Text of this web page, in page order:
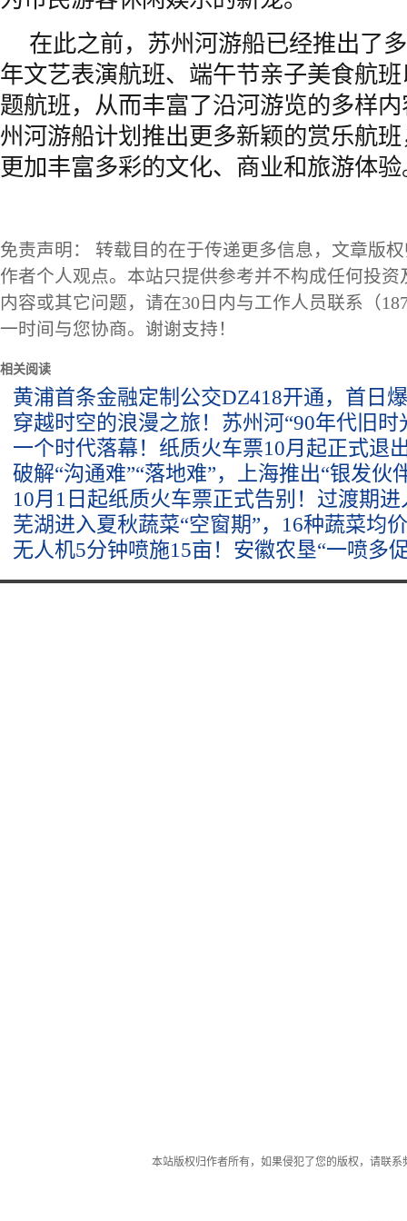
在此之前，苏州河游船已经推出了
年文艺表演航班、端午节亲子美食航
题航班，从而丰富了沿河游览的多样
州河游船计划推出更多新颖的赏乐航
更加丰富多彩的文化、商业和旅游体验
免责声明： 转载目的在于传递更多信息，文章版
作者个人观点。本站只提供参考并不构成任何投
内容或其它问题，请在30日内与工作人员联系（
一时间与您协商。谢谢支持！
相关阅读
黄浦首条金融定制公交DZ418开通，首日
穿越时空的浪漫之旅！苏州河“90年代旧时
一个时代落幕！纸质火车票10月起正式退
破解“沟通难”“落地难”，上海推出“银发伙
10月1日起纸质火车票正式告别！过渡期
芜湖进入夏秋蔬菜“空窗期”，16种蔬菜均
无人机5分钟喷施15亩！安徽农垦“一喷多
本站版权归作者所有，如果侵犯了您的版权，请联